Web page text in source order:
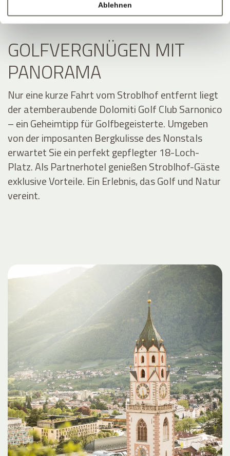
Ablehnen
GOLFVERGNÜGEN MIT
PANORAMA
Nur eine kurze Fahrt vom Stroblhof entfernt liegt
der atemberaubende Dolomiti Golf Club Sarnonico
– ein Geheimtipp für Golfbegeisterte. Umgeben
von der imposanten Bergkulisse des Nonstals
erwartet Sie ein perfekt gepflegter 18-Loch-
Platz. Als Partnerhotel genießen Stroblhof-Gäste
exklusive Vorteile. Ein Erlebnis, das Golf und Natur
vereint.